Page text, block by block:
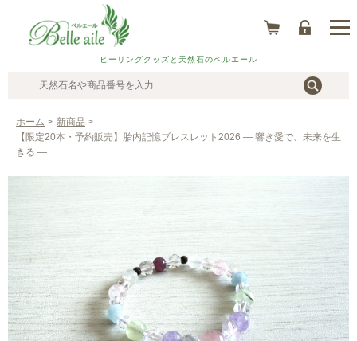
ヒーリンググッズと天然石のベルエール
ホーム > 新商品 >
【限定20本・予約販売】胎内記憶ブレスレット2026 ― 響き愛で、未来を生
きる ―